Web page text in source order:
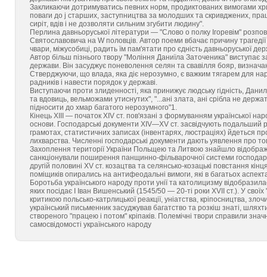
Закликаючи дотримуватись певних норм, продиктованих вимогами
поваги до j старших, заступництва за молодших та скривджених,
сиріт, вдів і не дозволяти сильним згубити людину".
Перлина давньоруської літератури — "Слово о полку Ігоревім"
Святославовича на W половців. Автор поеми вбачає причину
чвари, міжусобиці, радить їм пам'ятати про єдність давньоруської
Автор більш пізнього твору "Моління Даниїла Заточеника" виступає
держави. Він засуджує поневолення селян та свавілля бояр,
Стверджуючи, що влада, яка діє нерозумно, є важким тягарем для
радників і навести порядок у державі.
Виступаючи проти злиденності, яка принижує людську гідність,
та вдовиць, вельможами утиснутих", "...ані злата, ані срібла не
підносити до хмар багатого нерозумного"1.
Кінець XIII — початок XIV ст. пов'язані з формуванням української
основи. Господарські документи XIV—XV ст. засвідчують подальший
грамотах, статистичних записах (інвентарях, люстраціях) йдеться
лихварства. Численні господарські документи дають уявлення про
Захоплення території України Польщею та Литвою знайшло
санкціонували поширення панщинно-фільварочної системи
другій половині XV ст. козацтва та селянсько-козацькі повстання
поміщиків опирались на антифеодальні вимоги, які в багатьох
Боротьба українського народу проти унії та католицизму
яких посідає І Іван Вишенський (1545/50 — 20-ті роки XVII ст.). У
критикою польсько-катрлицької реакції, уніатства, кріпосництва,
український письменник засуджував багатство та розкіш знаті,
створеного "працею і потом" кріпаків. Полемічні твори справили
самосвідомості українського народу